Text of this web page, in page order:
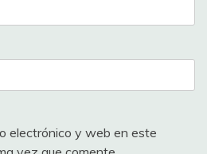
electrónico y web en este